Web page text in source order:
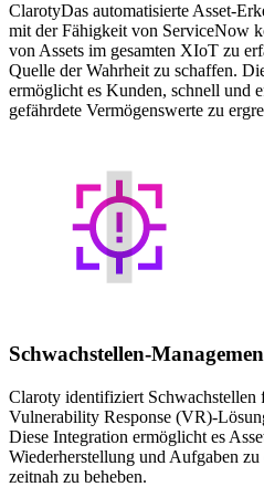
ClarotyDas automatisierte Asset-
mit der Fähigkeit von ServiceNow
von Assets im gesamten XIoT zu
Quelle der Wahrheit zu schaffen.
ermöglicht es Kunden, schnell und
gefährdete Vermögenswerte zu
Schwachstellen-
Claroty identifiziert Schwachstellen
Vulnerability Response (VR)-
Diese Integration ermöglicht es
Wiederherstellung und Aufgaben
zeitnah zu beheben.